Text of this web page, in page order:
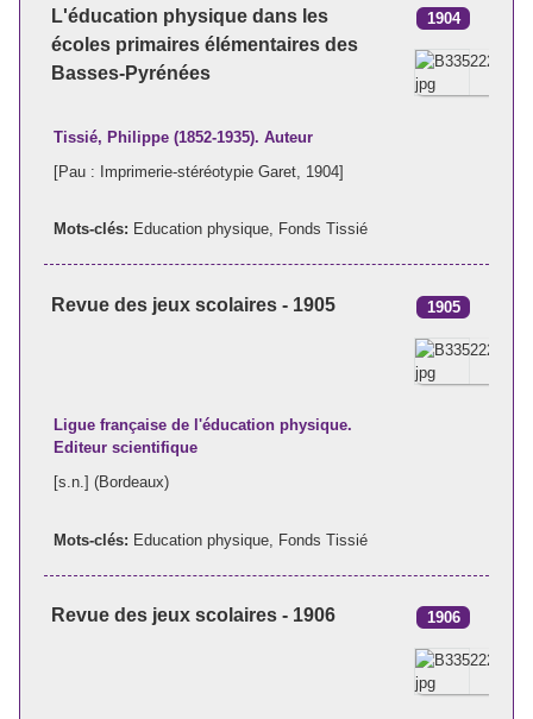
L'éducation physique dans les
écoles primaires élémentaires des
Basses-Pyrénées
1904
Tissié, Philippe (1852-1935). Auteur
[Pau : Imprimerie-stéréotypie Garet, 1904]
Mots-clés: Education physique, Fonds Tissié
Revue des jeux scolaires - 1905 1905
Ligue française de l'éducation physique.
Editeur scientifique
[s.n.] (Bordeaux)
Mots-clés: Education physique, Fonds Tissié
Revue des jeux scolaires - 1906 1906